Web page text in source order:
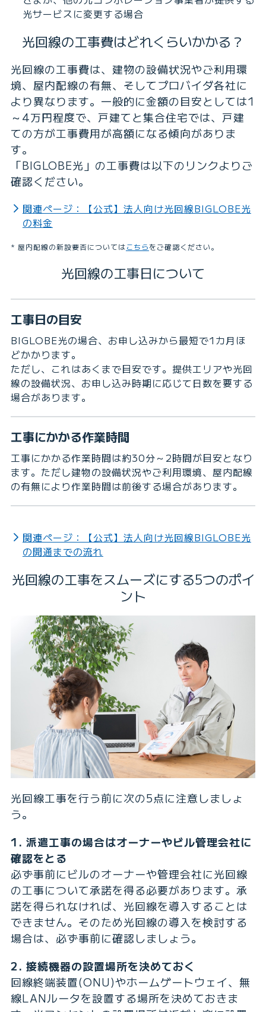
光サービスに変更する場合
光回線の工事費はどれくらいかかる？
光回線の工事費は、建物の設備状況やご利用環
境、屋内配線の有無、そしてプロバイダ各社に
より異なります。一般的に金額の目安としては1
～4万円程度で、戸建てと集合住宅では、戸建
ての方が工事費用が高額になる傾向がありま
す。
「BIGLOBE光」の工事費は以下のリンクよりご
確認ください。
関連ページ：【公式】法人向け光回線BIGLOBE光
の料金
屋内配線の新設要否についてはこちらをご確認ください。
光回線の工事日について
工事日の目安
BIGLOBE光の場合、お申し込みから最短で1カ月ほ
どかかります。
ただし、これはあくまで目安です。提供エリアや光回
線の設備状況、お申し込み時期に応じて日数を要する
場合があります。
工事にかかる作業時間
工事にかかる作業時間は約30分～2時間が目安となり
ます。ただし建物の設備状況やご利用環境、屋内配線
の有無により作業時間は前後する場合があります。
関連ページ：【公式】法人向け光回線BIGLOBE光
の開通までの流れ
光回線の工事をスムーズにする5つのポイ
ント
光回線工事を行う前に次の5点に注意しましょ
う。
1. 派遣工事の場合はオーナーやビル管理会社に
確認をとる
必ず事前にビルのオーナーや管理会社に光回線
の工事について承諾を得る必要があります。承
諾を得られなければ、光回線を導入することは
できません。そのため光回線の導入を検討する
場合は、必ず事前に確認しましょう。
2. 接続機器の設置場所を決めておく
回線終端装置(ONU)やホームゲートウェイ、無
線LANルータを設置する場所を決めておきま